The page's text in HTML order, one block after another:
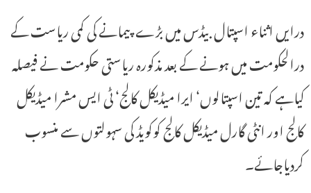
درایں اثناء اسپتال بیڈس میں بڑے پیمانے کی کمی ریاست کے
درالحکومت میں ہونے کے بعد مذکورہ ریاستی حکومت نے فیصلہ
کیاہے کہ تین اسپتالوں‘ ایرا میڈیکل کالج‘ ٹی ایس مشرا میڈیکل
کالج اور انٹی گارل میڈیکل کالج کوکویڈ کی سہولتوں سے منسوب
کردیاجائے۔